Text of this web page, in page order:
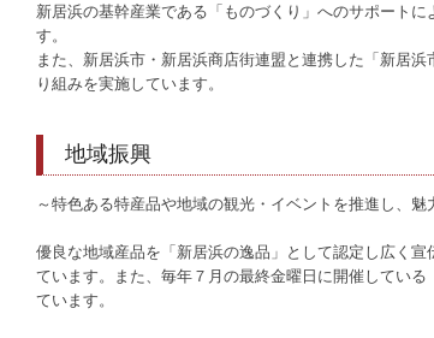
新居浜の基幹産業である「ものづくり」へのサポート
す。
また、新居浜市・新居浜商店街連盟と連携した「新居
り組みを実施しています。
地域振興
～特色ある特産品や地域の観光・イベントを推進し、
優良な地域産品を「新居浜の逸品」として認定し広く
ています。また、毎年７月の最終金曜日に開催してい
ています。